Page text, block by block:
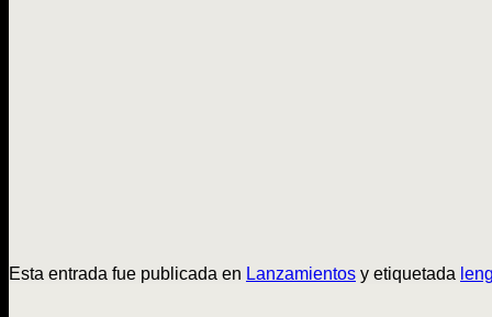
Esta entrada fue publicada en Lanzamientos y etiquetada